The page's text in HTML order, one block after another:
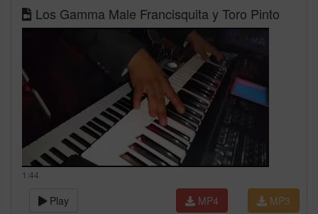
Los Gamma Male Francisquita y Toro Pinto
1:44
Play MP3
MP4